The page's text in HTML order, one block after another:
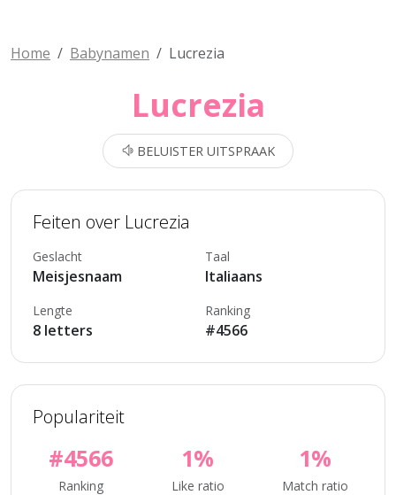
Home Babynamen Lucrezia
Lucrezia
BELUISTER UITSPRAAK
Feiten over Lucrezia
Geslacht
Meisjesnaam
Taal
Italiaans
Lengte
8 letters
Ranking
#4566
Populariteit
#4566
Ranking
1%
Like ratio
1%
Match ratio